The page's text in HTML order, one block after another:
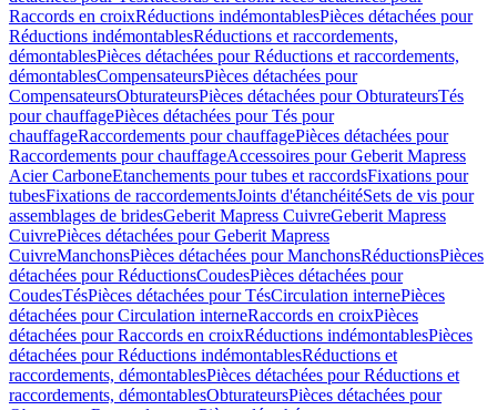
Raccords en croixRéductions indémontablesPièces détachées pour
Réductions indémontablesRéductions et raccordements,
démontablesPièces détachées pour Réductions et raccordements,
démontablesCompensateursPièces détachées pour
CompensateursObturateursPièces détachées pour ObturateursTés
pour chauffagePièces détachées pour Tés pour
chauffageRaccordements pour chauffagePièces détachées pour
Raccordements pour chauffageAccessoires pour Geberit Mapress
Acier CarboneEtanchements pour tubes et raccordsFixations pour
tubesFixations de raccordementsJoints d'étanchéitéSets de vis pour
assemblages de bridesGeberit Mapress CuivreGeberit Mapress
CuivrePièces détachées pour Geberit Mapress
CuivreManchonsPièces détachées pour ManchonsRéductionsPièces
détachées pour RéductionsCoudesPièces détachées pour
CoudesTésPièces détachées pour TésCirculation internePièces
détachées pour Circulation interneRaccords en croixPièces
détachées pour Raccords en croixRéductions indémontablesPièces
détachées pour Réductions indémontablesRéductions et
raccordements, démontablesPièces détachées pour Réductions et
raccordements, démontablesObturateursPièces détachées pour